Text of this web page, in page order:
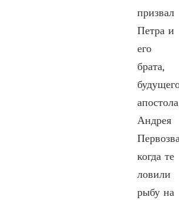
призвал
Петра и
его
брата,
апостола
Андрея
когда те
ловили
рыбу на